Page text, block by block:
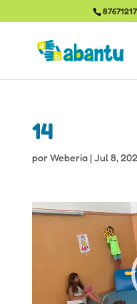
14
porWeberia|Jul 8,
Reproductor